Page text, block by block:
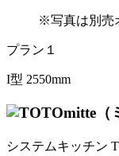
※写真は別売
プラン１
I型 2550mm
mitte（
システムキッチン